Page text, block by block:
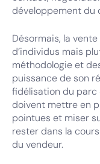
développement du
Désormais, la
d’individus mais
méthodologie et
puissance de son
fidélisation du parc
doivent mettre en
pointues et miser
rester dans la
du vendeur.